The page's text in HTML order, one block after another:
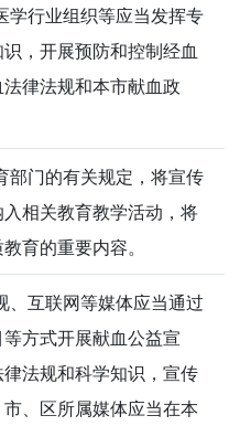
行业组织等应当发挥专
，开展预防和控制经血
律法规和本市献血政
门的有关规定，将宣传
相关教育教学活动，将
育的重要内容。
互联网等媒体应当通过
方式开展献血公益宣
法规和科学知识，宣传
、区所属媒体应当在本